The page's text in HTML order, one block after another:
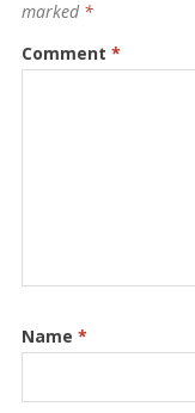
marked *
Comment *
Name *